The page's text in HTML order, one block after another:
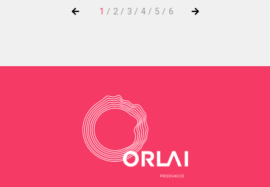
1 2 3 4 5 6